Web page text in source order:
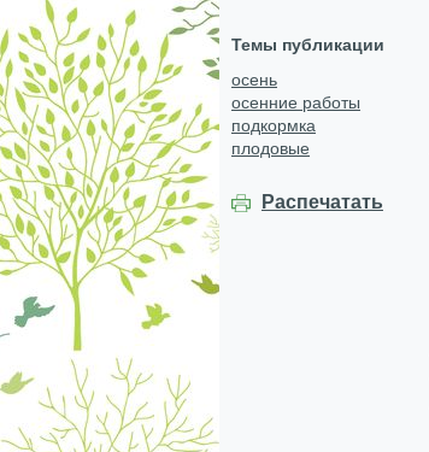
Темы публикации
осень
осенние работы
подкормка
плодовые
Распечатать